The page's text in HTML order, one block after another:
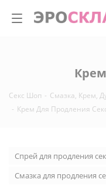
Секс Шоп - Смазка, Крем,
- Крем Для Продления
Спрей для продления
Смазка для продления